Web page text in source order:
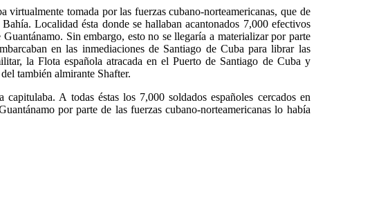
tomada por las fuerzas cubano-norteamericanas, que de
Localidad ésta donde se hallaban acantonados 7,000 efectivos
Sin embargo, esto no se llegaría a materializar por parte
en las inmediaciones de Santiago de Cuba para librar las
la Flota española atracada en el Puerto de Santiago de Cuba y
también almirante Shafter.
A todas éstas los 7,000 soldados españoles cercados en
por parte de las fuerzas cubano-norteamericanas lo había